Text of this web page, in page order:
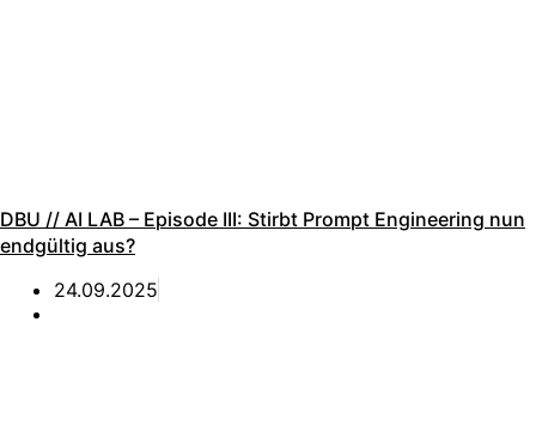
DBU // AI LAB – Episode III: Stirbt Prompt Engineering nun
endgültig aus?
24.09.2025